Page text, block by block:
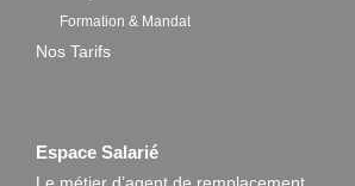
Formation & Mandat
Nos Tarifs
Espace Salarié